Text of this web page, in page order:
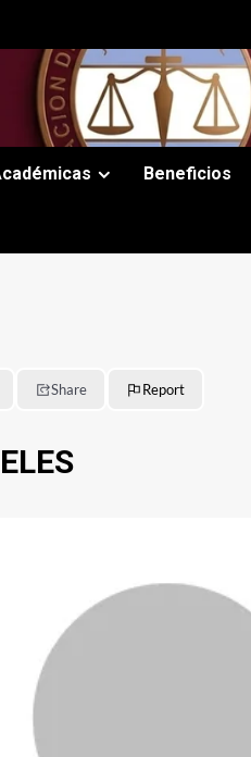
Beneficios
Share Report